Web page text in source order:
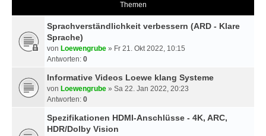
Themen
Sprachverständlichkeit verbessern (ARD - Klare
Sprache)
von Loewengrube » Fr 21. Okt 2022, 10:15
Antworten: 0
Informative Videos Loewe klang Systeme
von Loewengrube » Sa 22. Jan 2022, 20:23
Antworten: 0
Spezifikationen HDMI-Anschlüsse - 4K, ARC,
HDR/Dolby Vision